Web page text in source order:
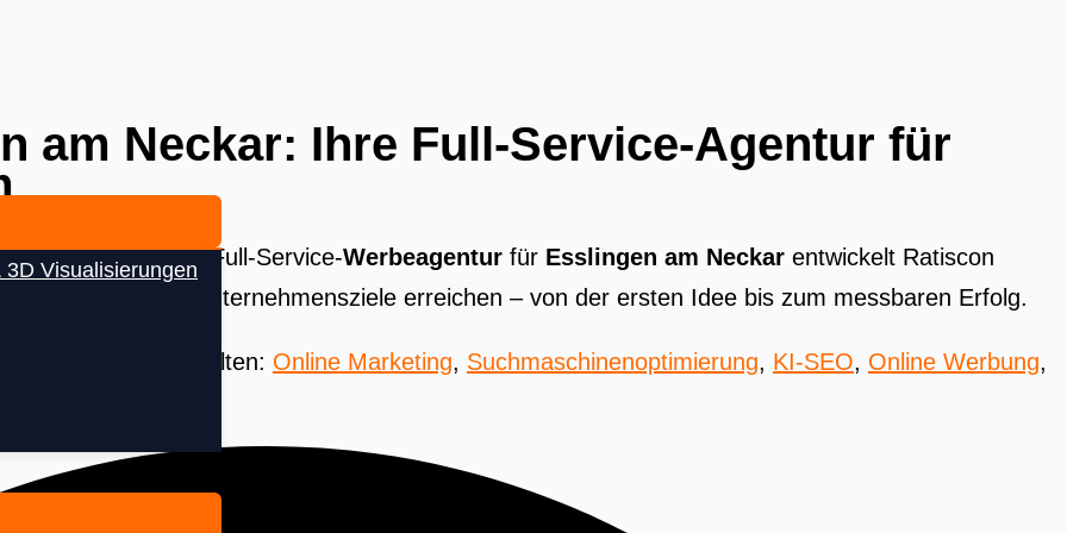
Visualisierungen
am Neckar: Ihre Full-Service-Agentur für
Strategie. Als Ihre Full-Service-Werbeagentur für Esslingen am Neckar entwickelt Ratiscon
und Ihre Unternehmensziele erreichen – von der ersten Idee bis zum messbaren Erfolg.
Beste aus aller Welten: Online Marketing, Suchmaschinenoptimierung, KI-SEO, Online Werbung,